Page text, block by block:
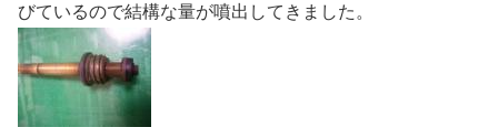
びているので結構な量が噴出してきました。